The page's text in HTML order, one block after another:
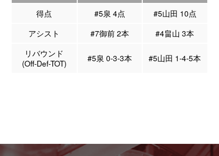
得点 #5泉 4点
#5山田 10点
アシスト
#7御前 2本
#4畠山 3本
リバウンド
(Off-Def-TOT)
#5泉 0-3-3本 #5山田 1-4-5本